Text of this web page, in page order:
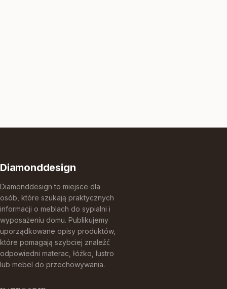
Diamonddesign
Diamonddesign to miejsce dla
osób, które szukają praktycznych
informacji o meblach do sypialni i
wyposażeniu domu. Publikujemy
uporządkowane opisy produktów,
które pomagają szybciej znaleźć
odpowiedni materac, łóżko, lustro
lub mebel do przechowywania.